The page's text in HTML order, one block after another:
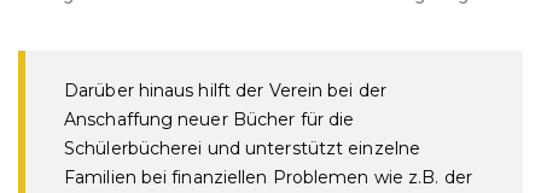
Darüber hinaus hilft der Verein bei der
Anschaffung neuer Bücher für die
Schülerbücherei und unterstützt einzelne
Familien bei finanziellen Problemen wie z.B. der